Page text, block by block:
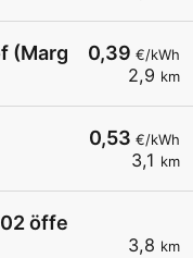
0,39 €/kWh
2,9 km
(Margit Gollner)
0,53 €/kWh
3,1 km
3,8 km
öffentlich